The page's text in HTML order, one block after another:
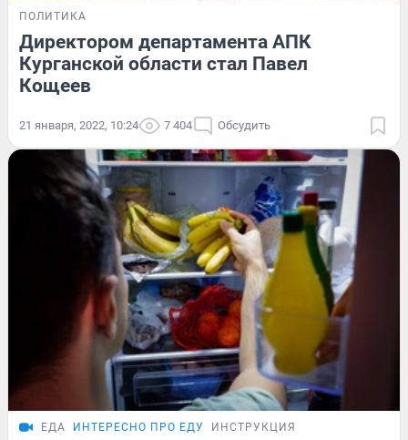
ПОЛИТИКА
Директором департамента АПК
Курганской области стал Павел
Кощеев
21 января, 2022, 10:24 7 404 Обсудить
ЕДА ИНТЕРЕСНО ПРО ЕДУ ИНСТРУКЦИЯ